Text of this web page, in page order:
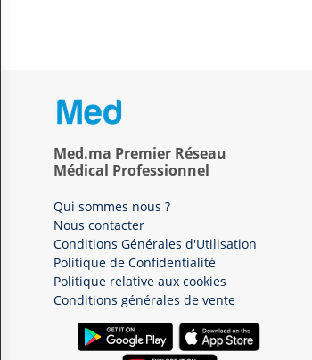
Med.ma Premier Réseau
Médical Professionnel
Qui sommes nous ?
Nous contacter
Conditions Générales d'Utilisation
Politique de Confidentialité
Politique relative aux cookies
Conditions générales de vente